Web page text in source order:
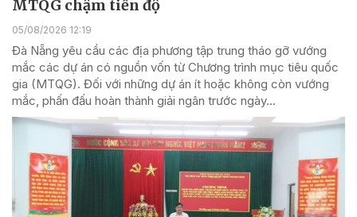
MTQG chậm tiến độ
05/08/2026 12:19
Đà Nẵng yêu cầu các địa phương tập trung tháo gỡ vướng
mắc các dự án có nguồn vốn từ Chương trình mục tiêu quốc
gia (MTQG). Đối với những dự án ít hoặc không còn vướng
mắc, phấn đấu hoàn thành giải ngân trước ngày...